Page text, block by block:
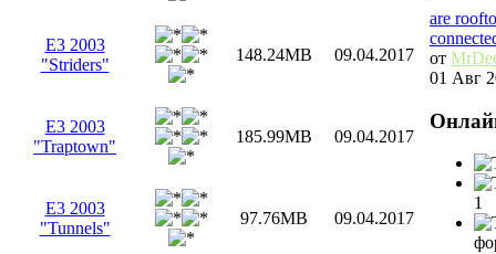
E3 2003
"Striders"
148.24MB 09.04.2017
E3 2003
"Traptown"
185.99MB 09.04.2017
E3 2003
"Tunnels"
97.76MB 09.04.2017
are
от
01 Авг
1